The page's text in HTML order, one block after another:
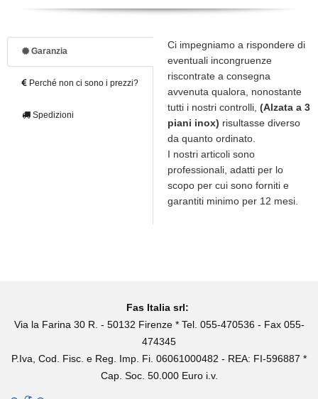
Garanzia
Perché non ci sono i prezzi?
Spedizioni
Ci impegniamo a rispondere di
eventuali incongruenze
riscontrate a consegna
avvenuta qualora, nonostante
tutti i nostri controlli, (Alzata a 3
piani inox) risultasse diverso
da quanto ordinato.
I nostri articoli sono
professionali, adatti per lo
scopo per cui sono forniti e
garantiti minimo per 12 mesi.
Fas Italia srl:
Via la Farina 30 R. - 50132 Firenze * Tel. 055-470536 - Fax 055-
474345
P.Iva, Cod. Fisc. e Reg. Imp. Fi. 06061000482 - REA: FI-596887 *
Cap. Soc. 50.000 Euro i.v.